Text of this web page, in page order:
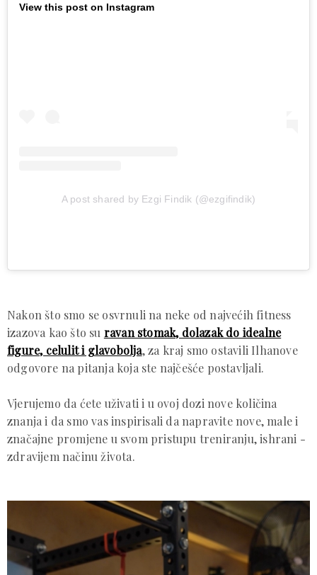
View this post on Instagram
A post shared by Ezgi Findik (@ezgifindik)
Nakon što smo se osvrnuli na neke od najvećih fitness
izazova kao što su ravan stomak, dolazak do idealne
figure, celulit i glavobolja, za kraj smo ostavili Ilhanove
odgovore na pitanja koja ste najčešće postavljali.
Vjerujemo da ćete uživati i u ovoj dozi nove količina
znanja i da smo vas inspirisali da napravite nove, male i
značajne promjene u svom pristupu treniranju, ishrani -
zdravijem načinu života.